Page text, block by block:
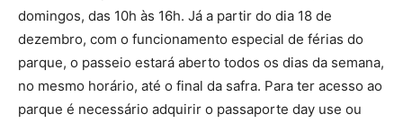
domingos, das 10h às 16h. Já a partir do dia 18 de
dezembro, com o funcionamento especial de férias do
parque, o passeio estará aberto todos os dias da semana,
no mesmo horário, até o final da safra. Para ter acesso ao
parque é necessário adquirir o passaporte day use ou